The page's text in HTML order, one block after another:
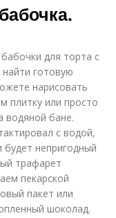
для торта с
готовую
нарисовать
плитку или просто
водяной бане.
с водой,
будет непригодный
трафарет
пекарской
пакет или
шоколад.